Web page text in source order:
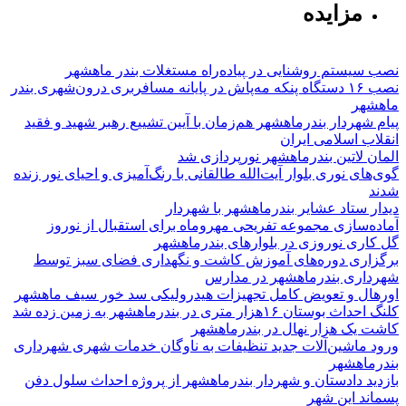
مزایده
نصب سیستم روشنایی در پیاده‌راه مستغلات بندر ماهشهر
نصب ۱۶ دستگاه پنکه مه‌پاش در پایانه مسافربری درون‌شهری بندر
ماهشهر
پیام شهردار بندرماهشهر هم‌زمان با آیین تشییع رهبر شهید و فقید
انقلاب اسلامی ایران
المان لاتین بندرماهشهر نورپردازی شد
گوی‌های نوری بلوار آیت‌الله طالقانی با رنگ‌آمیزی و احیای نور زنده
شدند
دیدار ستاد عشایر بندرماهشهر با شهردار
آماده‌سازی مجموعه تفریحی مهروماه برای استقبال از نوروز
گل کاری نوروزی در بلوارهای بندرماهشهر
برگزاری دوره‌های آموزش کاشت و نگهداری فضای سبز توسط
شهرداری بندرماهشهر در مدارس
اورهال و تعویض کامل تجهیزات هیدرولیکی سد خور سیف ماهشهر
کلنگ احداث بوستان ۱۶هزار متری در بندرماهشهر به زمین زده شد
کاشت یک هزار نهال در بندرماهشهر
ورود ماشین‌آلات جدید تنظیفات به ناوگان خدمات شهری شهرداری
بندرماهشهر
بازدید دادستان و شهردار بندرماهشهر از پروژه احداث سلول دفن
پسماند این شهر